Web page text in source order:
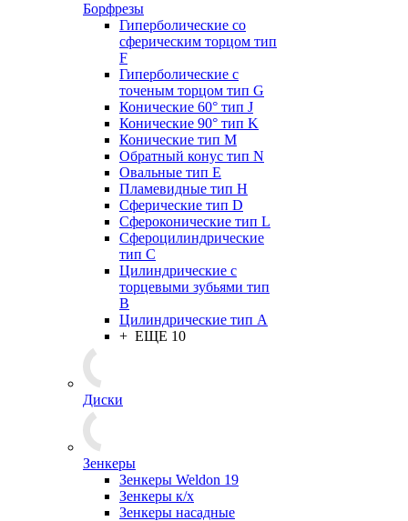
Борфрезы
Гиперболические cо
сферическим торцом тип
F
Гиперболические с
точеным торцом тип G
Конические 60° тип J
Конические 90° тип K
Конические тип M
Обратный конус тип N
Овальные тип E
Пламевидные тип H
Сферические тип D
Сфероконические тип L
Сфероцилиндрические
тип C
Цилиндрические с
торцевыми зубьями тип
B
Цилиндрические тип А
+ ЕЩЕ 10
Диски
Зенкеры
Зенкеры Weldon 19
Зенкеры к/х
Зенкеры насадные